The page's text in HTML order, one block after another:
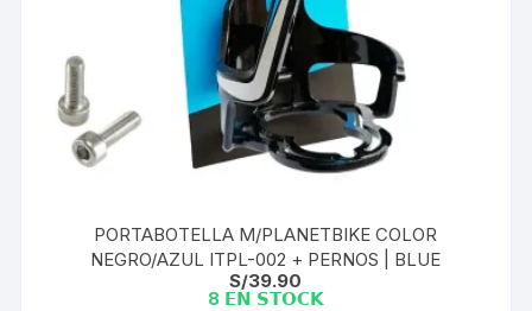
PORTABOTELLA M/PLANETBIKE COLOR
NEGRO/AZUL ITPL-002 + PERNOS | BLUE
S/39.90
8 𝗘𝗡 𝗦𝗧𝗢𝗖𝗞